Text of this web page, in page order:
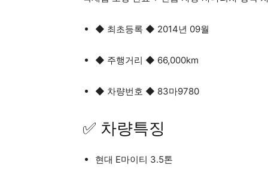
◆ 최초등록 ◆ 2014년 09월
◆ 주행거리 ◆ 66,000km
◆ 차량번호 ◆ 83마9780
✅ 차량특징
현대 E마이티 3.5톤